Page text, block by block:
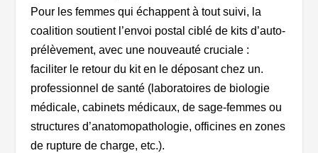
Pour les femmes qui échappent à tout suivi, la
coalition soutient l’envoi postal ciblé de kits d’auto-
prélèvement, avec une nouveauté cruciale :
faciliter le retour du kit en le déposant chez un.
professionnel de santé (laboratoires de biologie
médicale, cabinets médicaux, de sage-femmes ou
structures d’anatomopathologie, officines en zones
de rupture de charge, etc.).